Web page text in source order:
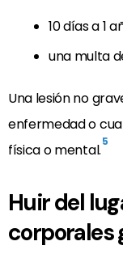
10 días a 1
una multa
Una lesión no
enfermedad o
física o mental.5
Huir del
corporales